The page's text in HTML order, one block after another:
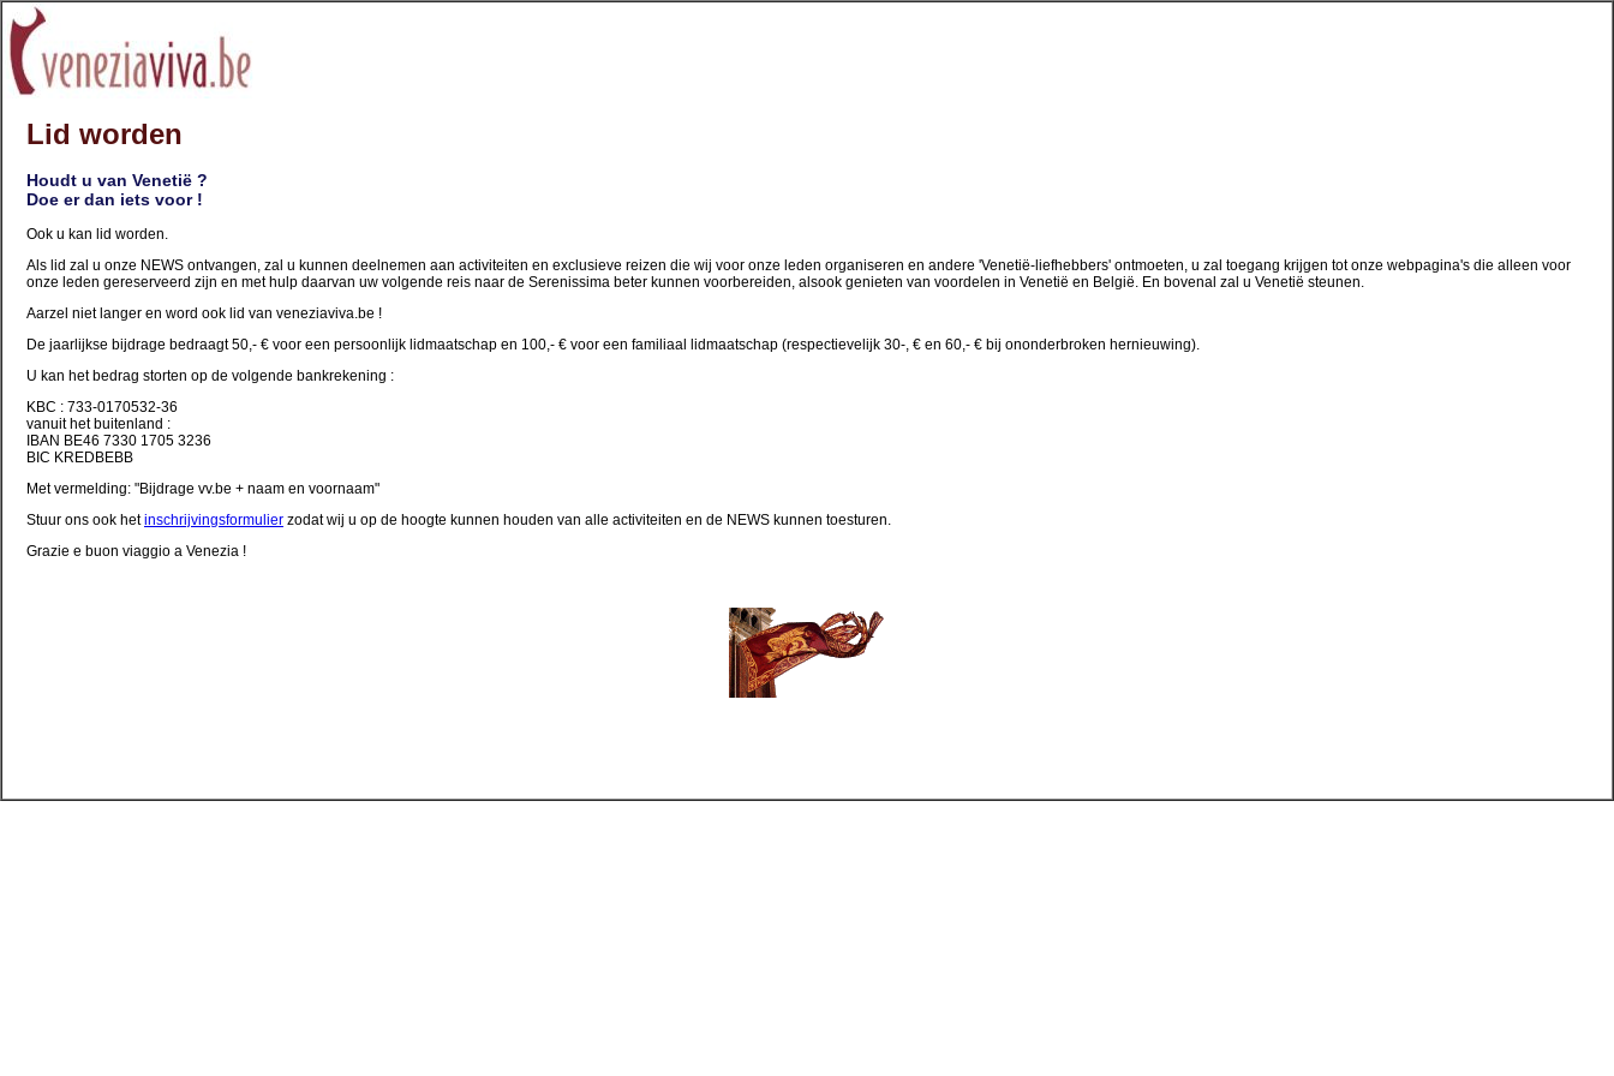
Lid worden
Houdt u van Venetië ?
Doe er dan iets voor !
Ook u kan lid worden.
Als lid zal u onze NEWS ontvangen, zal u kunnen deelnemen aan activiteiten en exclusieve reizen die wij voor onze leden organiseren en andere 'Venetië-liefhebbers' ontmoeten, u zal toegang krijgen tot onze webpagina's die alleen voor
onze leden gereserveerd zijn en met hulp daarvan uw volgende reis naar de Serenissima beter kunnen voorbereiden, alsook genieten van voordelen in Venetië en België. En bovenal zal u Venetië steunen.
Aarzel niet langer en word ook lid van veneziaviva.be !
De jaarlijkse bijdrage bedraagt 50,- € voor een persoonlijk lidmaatschap en 100,- € voor een familiaal lidmaatschap (respectievelijk 30-, € en 60,- € bij ononderbroken hernieuwing).
U kan het bedrag storten op de volgende bankrekening :
KBC : 733-0170532-36
vanuit het buitenland :
IBAN BE46 7330 1705 3236
BIC KREDBEBB
Met vermelding: "Bijdrage vv.be + naam en voornaam"
Stuur ons ook hetinschrijvingsformulier zodat wij u op de hoogte kunnen houden van alle activiteiten en de NEWS kunnen toesturen.
Grazie e buon viaggio a Venezia !